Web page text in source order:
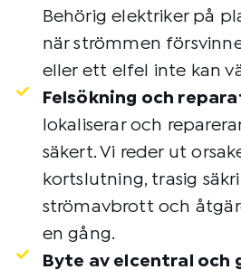
Behörig elektriker på
när strömmen
eller ett elfel inte kan
Felsökning och
lokaliserar och
säkert. Vi reder ut
kortslutning, trasig
strömavbrott och
en gång.
Byte av elcentral och